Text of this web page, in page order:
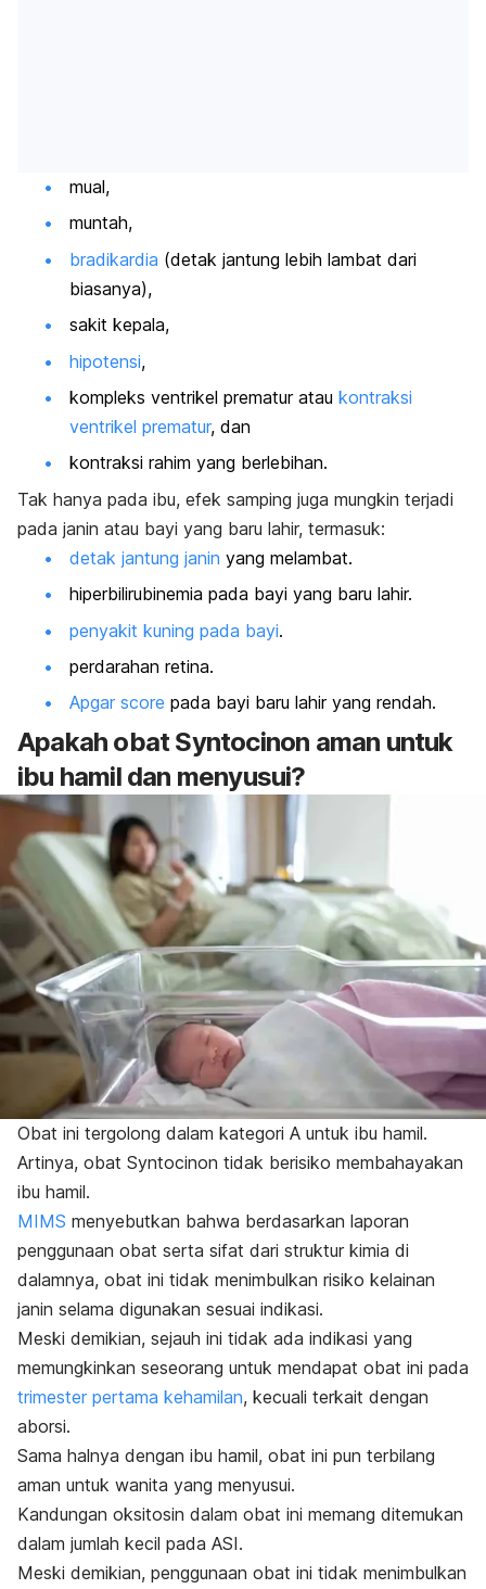
mual,
muntah,
bradikardia (detak jantung lebih lambat dari
biasanya),
sakit kepala,
hipotensi,
kompleks ventrikel prematur atau kontraksi
ventrikel prematur, dan
kontraksi rahim yang berlebihan.
Tak hanya pada ibu, efek samping juga mungkin terjadi
pada janin atau bayi yang baru lahir, termasuk:
detak jantung janin yang melambat.
hiperbilirubinemia pada bayi yang baru lahir.
penyakit kuning pada bayi.
perdarahan retina.
Apgar score pada bayi baru lahir yang rendah.
Apakah obat Syntocinon aman untuk
ibu hamil dan menyusui?
Obat ini tergolong dalam kategori A untuk ibu hamil.
Artinya, obat Syntocinon tidak berisiko membahayakan
ibu hamil.
MIMS menyebutkan bahwa berdasarkan laporan
penggunaan obat serta sifat dari struktur kimia di
dalamnya, obat ini tidak menimbulkan risiko kelainan
janin selama digunakan sesuai indikasi.
Meski demikian, sejauh ini tidak ada indikasi yang
memungkinkan seseorang untuk mendapat obat ini pada
trimester pertama kehamilan, kecuali terkait dengan
aborsi.
Sama halnya dengan ibu hamil, obat ini pun terbilang
aman untuk wanita yang menyusui.
Kandungan oksitosin dalam obat ini memang ditemukan
dalam jumlah kecil pada ASI.
Meski demikian, penggunaan obat ini tidak menimbulkan